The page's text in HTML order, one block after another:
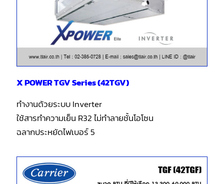
X POWER TGV Series (42TGV)
ทำงานด้วยระบบ Inverter
ใช้สารทำความเย็น R32 ไม่ทำลายชั้นโอโซน
ฉลากประหยัดไฟเบอร์ 5